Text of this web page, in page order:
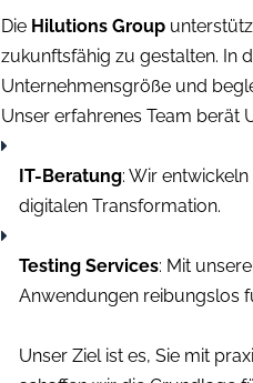
Die Hilutions Group
zukunftsfähig zu gestalten. In
Unternehmensgröße und
Unser erfahrenes Team berät
IT-Beratung: Wir
digitalen Transformation.
Testing Services: Mit
Anwendungen reibungslos
Unser Ziel ist es, Sie mit